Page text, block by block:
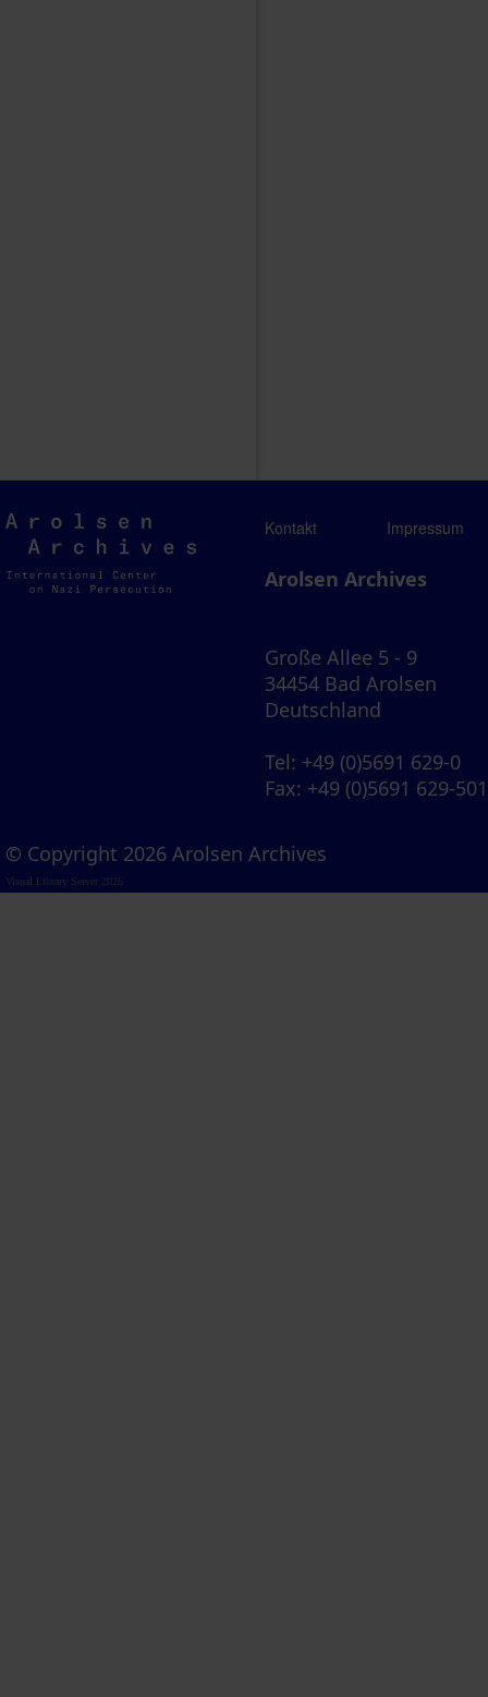
Arolsen
Archives
Kontakt Impressum
Arolsen Archives
Große Allee 5 - 9
34454 Bad Arolsen
Deutschland
Tel: +49 (0)5691 629-0
Fax: +49 (0)5691 629-501
© Copyright 2026 Arolsen Archives
Visual Library Server 2026